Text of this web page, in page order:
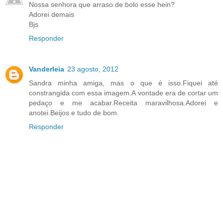
Nossa senhora que arraso de bolo esse hein?
Adorei demais
Bjs
Responder
Vanderleia 23 agosto, 2012
Sandra minha amiga, mas o que é isso.Fiquei até
constrangida com essa imagem.A vontade era de cortar um
pedaço e me acabar.Receita maravilhosa.Adorei e
anotei.Beijos e tudo de bom.
Responder